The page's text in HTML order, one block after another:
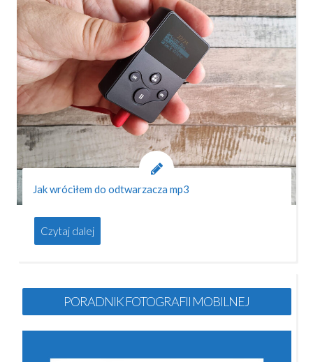
Jak wróciłem do odtwarzacza mp3
Czytaj dalej
PORADNIK FOTOGRAFII MOBILNEJ